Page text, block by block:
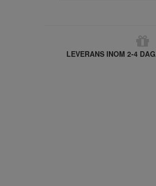
LEVERANS INOM 2-4